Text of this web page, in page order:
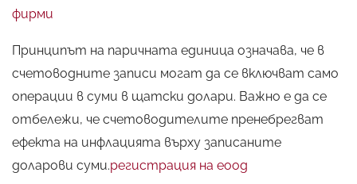
фирми
Принципът на паричната единица означава, че в
счетоводните записи могат да се включват само
операции в суми в щатски долари. Важно е да се
отбележи, че счетоводителите пренебрегват
ефекта на инфлацията върху записаните
доларови суми.регистрация на еоод